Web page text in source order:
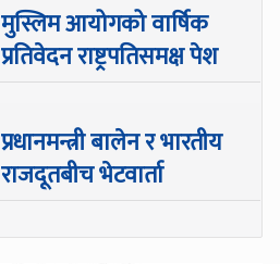
मुस्लिम आयोगको वार्षिक
प्रतिवेदन राष्ट्रपतिसमक्ष पेश
प्रधानमन्त्री बालेन र भारतीय
राजदूतबीच भेटवार्ता